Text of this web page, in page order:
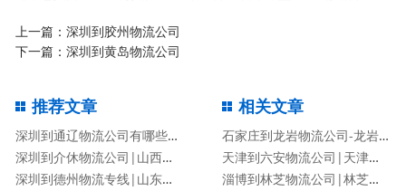
上一篇：深圳到胶州物流公司
下一篇：深圳到黄岛物流公司
推荐文章
深圳到通辽物流公司有哪些专线
深圳到介休物流公司|山西专线
深圳到德州物流专线|山东专线
相关文章
石家庄到龙岩物流公司-龙岩专线
天津到六安物流公司|天津到六安物流专线
淄博到林芝物流公司|林芝专线